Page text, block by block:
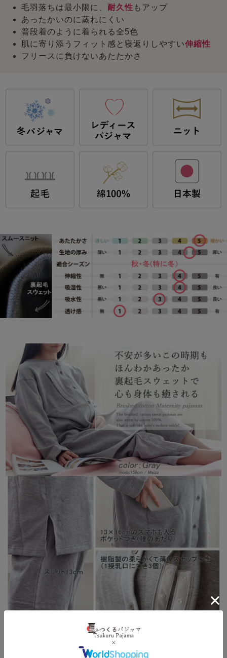
毛羽落ちは最小限に、 耐久性 もアップ
あったかいのに蒸れにくい
普段着のように着られる全5色
肌に寄り添うフィット感と寝返りしやすい伸縮性
フリースに負けないあたたかさ